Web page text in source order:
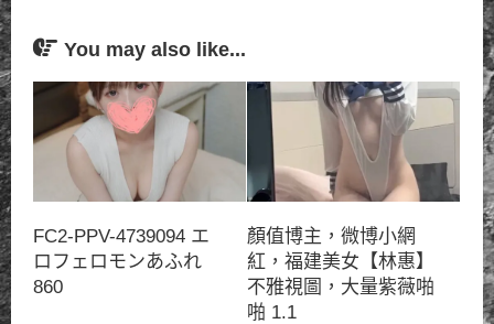
You may also like...
FC2-PPV-4739094 エ
ロフェロモンあふれ
860
顏值博主，微博小網
紅，福建美女【林惠】
不雅視圖，大量紫薇啪
啪 1.1